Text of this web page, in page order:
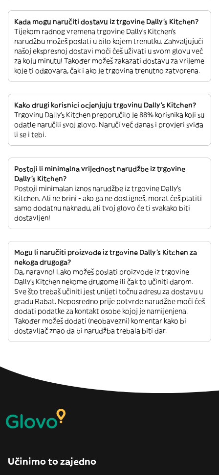
Kada mogu naručiti dostavu iz trgovine Dally's Kitchen?
Tijekom radnog vremena trgovine Dally's Kitchen’s
narudžbu možeš poslati u bilo kojem trenutku. Zahvaljujući
našoj ekspresnoj dostavi moći ćeš uživati u svom glovu već
za koju minutu! Također možeš zakazati dostavu za vrijeme
koje ti odgovara, čak i ako je trgovina trenutno zatvorena.
Kako drugi korisnici ocjenjuju trgovinu Dally's Kitchen?
Trgovinu Dally's Kitchen preporučilo je 88% korisnika koji su
odatle naručili svoj glovo. Naruči već danas i provjeri sviđa
li se i tebi.
Postoji li minimalna vrijednost narudžbe iz trgovine
Dally's Kitchen?
Postoji minimalan iznos narudžbe iz trgovine Dally's
Kitchen. Ali ne brini - ako ga ne dostigneš, morat ćeš platiti
samo dodatnu naknadu, ali tvoj glovo će ti svakako biti
dostavljen!
Mogu li naručiti proizvode iz trgovine Dally's Kitchen za
nekoga drugoga?
Da, naravno! Lako možeš poslati proizvode iz trgovine
Dally's Kitchen nekome drugome ili čak to učiniti darom.
Sve što trebaš učiniti jest unijeti točnu adresu za dostavu u
gradu Rabat. Neposredno prije potvrde narudžbe moći ćeš
dodati podatke za kontakt osobe kojoj je namijenjena.
Također možeš dodati (neobavezni) komentar kako bi
dostavljač znao da bi narudžba trebala biti dar.
Učinimo to zajedno